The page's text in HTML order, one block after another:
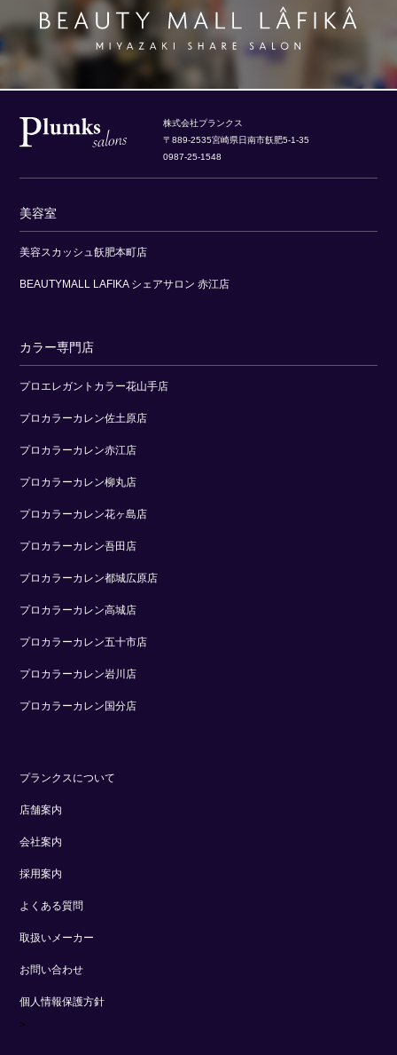
株式会社プランクス
〒889-2535宮崎県日南市飫肥5-1-35
0987-25-1548
美容室
美容スカッシュ飫肥本町店
BEAUTYMALL LAFIKA シェアサロン 赤江店
カラー専門店
プロエレガントカラー花山手店
プロカラーカレン佐土原店
プロカラーカレン赤江店
プロカラーカレン柳丸店
プロカラーカレン花ヶ島店
プロカラーカレン吾田店
プロカラーカレン都城広原店
プロカラーカレン高城店
プロカラーカレン五十市店
プロカラーカレン岩川店
プロカラーカレン国分店
プランクスについて
店舗案内
会社案内
採用案内
よくある質問
取扱いメーカー
お問い合わせ
個人情報保護方針
>